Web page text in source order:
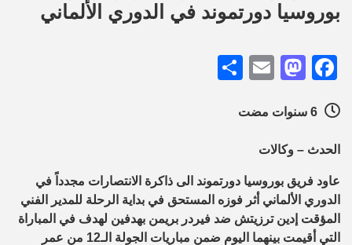
بوروسيا دورتموند في الدوري الألماني
Facebook
Mastodon
Email
الحدث – وكالات
عاود فريق بوروسيا دورتموند الى ذاكرة الانتصارات مجدداً في
الدوري الألماني أثر فوزه المستحق في بداية الرحلة للمدير الفني
المؤقت إدين ترزيتش ضد فيردر بريمن بهدفين لهدف في المباراة
التي أقيمت بينهما اليوم ضمن مباريات الجولة الـ12 من عمر